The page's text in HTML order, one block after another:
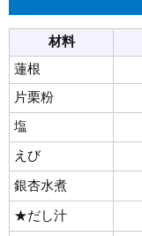
材料
蓮根
片栗粉
塩
えび
銀杏水煮
★だし汁